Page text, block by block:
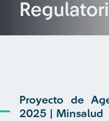
Proyecto de
2025 | Minsalud